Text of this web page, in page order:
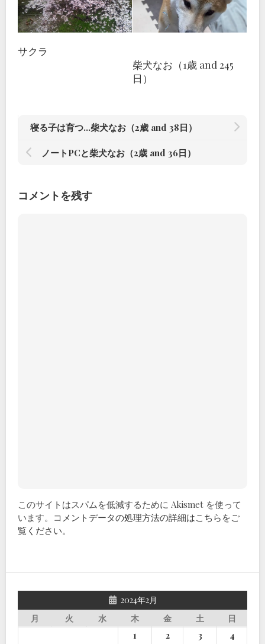
サクラ
柴犬なお（1歳 and 245
日）
寝る子は育つ…柴犬なお（2歳 and 38日）
ノートPCと柴犬なお（2歳 and 36日）
コメントを残す
このサイトはスパムを低減するために Akismet を使って
います。 コメントデータの処理方法の詳細はこちらをご
覧ください。
2024年2月
月
火 水 木 金 土
日
1
2 3
4